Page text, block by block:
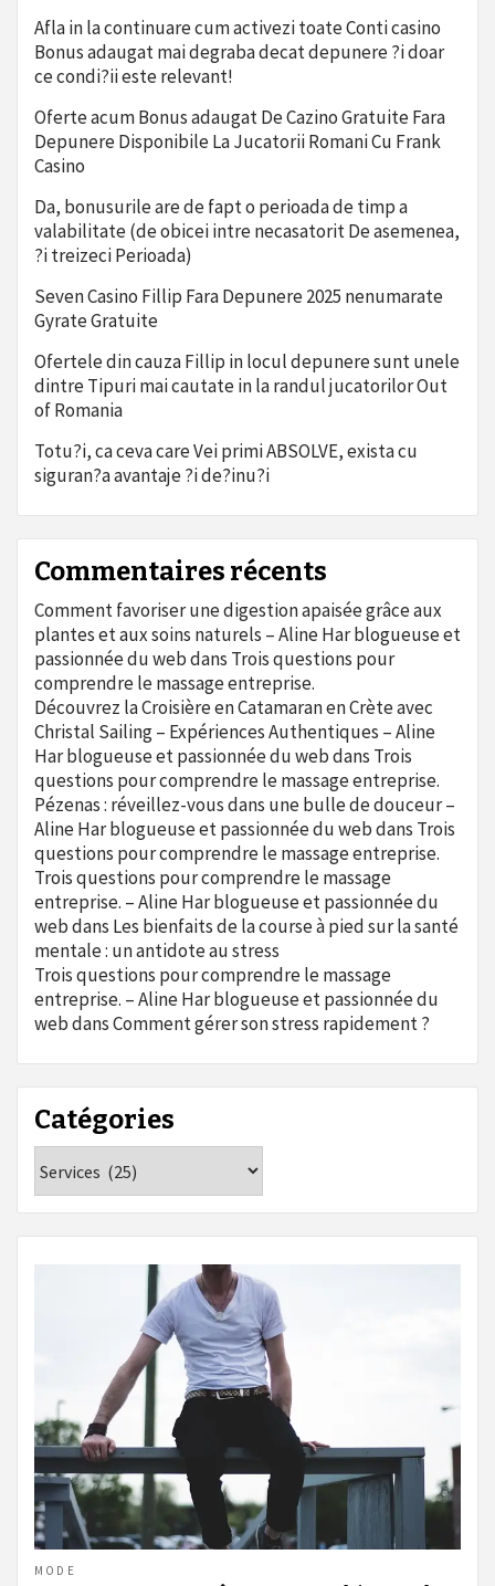
Afla in la continuare cum activezi toate Conti casino
Bonus adaugat mai degraba decat depunere ?i doar
ce condi?ii este relevant!
Oferte acum Bonus adaugat De Cazino Gratuite Fara
Depunere Disponibile La Jucatorii Romani Cu Frank
Casino
Da, bonusurile are de fapt o perioada de timp a
valabilitate (de obicei intre necasatorit De asemenea,
?i treizeci Perioada)
Seven Casino Fillip Fara Depunere 2025 nenumarate
Gyrate Gratuite
Ofertele din cauza Fillip in locul depunere sunt unele
dintre Tipuri mai cautate in la randul jucatorilor Out
of Romania
Totu?i, ca ceva care Vei primi ABSOLVE, exista cu
siguran?a avantaje ?i de?inu?i
Commentaires récents
Comment favoriser une digestion apaisée grâce aux
plantes et aux soins naturels – Aline Har blogueuse et
passionnée du webdans Trois questions pour
comprendre le massage entreprise.
Découvrez la Croisière en Catamaran en Crète avec
Christal Sailing – Expériences Authentiques – Aline
Har blogueuse et passionnée du webdans Trois
questions pour comprendre le massage entreprise.
Pézenas : réveillez-vous dans une bulle de douceur –
Aline Har blogueuse et passionnée du webdans Trois
questions pour comprendre le massage entreprise.
Trois questions pour comprendre le massage
entreprise. – Aline Har blogueuse et passionnée du
webdans Les bienfaits de la course à pied sur la santé
mentale : un antidote au stress
Trois questions pour comprendre le massage
entreprise. – Aline Har blogueuse et passionnée du
webdansComment gérer son stress rapidement ?
Catégories
MODE